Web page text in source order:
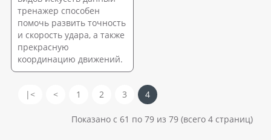
тренажер способен
помочь развить точность
и скорость удара, а также
прекрасную
координацию движений.
|< < 1 2 3 4
Показано с 61 по 79 из 79 (всего 4 страниц)